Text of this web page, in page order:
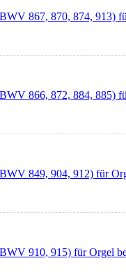
867, 870, 874, 913)
866, 872, 884, 885)
849, 904, 912) für
910, 915) für Orgel